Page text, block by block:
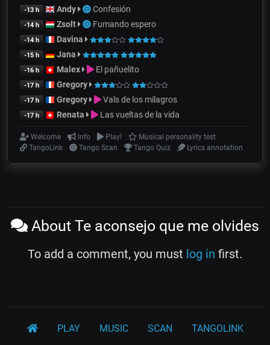
-13 h Andy Confesión
-14 h Zsolt Fumando espero
-14 h Davina
-15 h Jana
-16 h Malex El pañuelito
-17 h Gregory
-17 h Gregory Vals de los milagros
-17 h Renata Las vueltas de la vida
Welcome Info Play!
Musical personality test
TangoLink
Tango Scan Tango Quiz Lyrics annotation
About Te aconsejo que me olvides
To add a comment, you must log in first.
PLAY MUSIC SCAN TANGOLINK